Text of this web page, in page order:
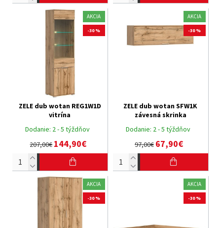
AKCIA
-30 %
Dodanie: 2 - 5 týždňov
ZELE dub wotan REG1W1D
vitrína
207,00€144,90€
AKCIA
-30 %
Dodanie: 2 - 5 týždňov
ZELE dub wotan SFW1K
závesná skrinka
97,00€ 67,90€
AKCIA
-30 %
AKCIA
-30 %